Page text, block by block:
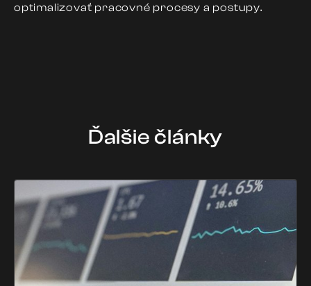
optimalizovať pracovné procesy a postupy.
Ďalšie články